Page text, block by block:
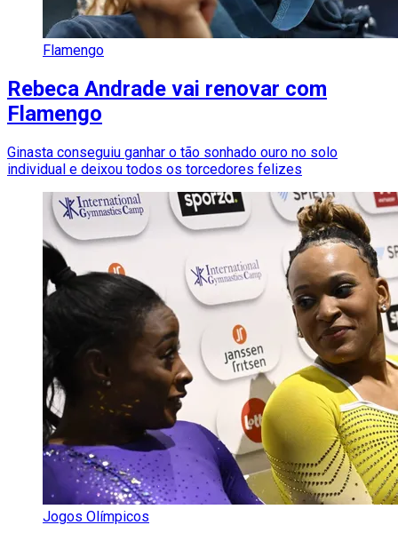
Flamengo
Rebeca Andrade vai renovar com
Flamengo
Ginasta conseguiu ganhar o tão sonhado ouro no solo
individual e deixou todos os torcedores felizes
Jogos Olímpicos